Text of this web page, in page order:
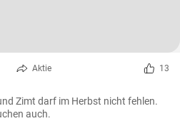
Aktie 13
Zimt darf im Herbst nicht fehlen.
auch.